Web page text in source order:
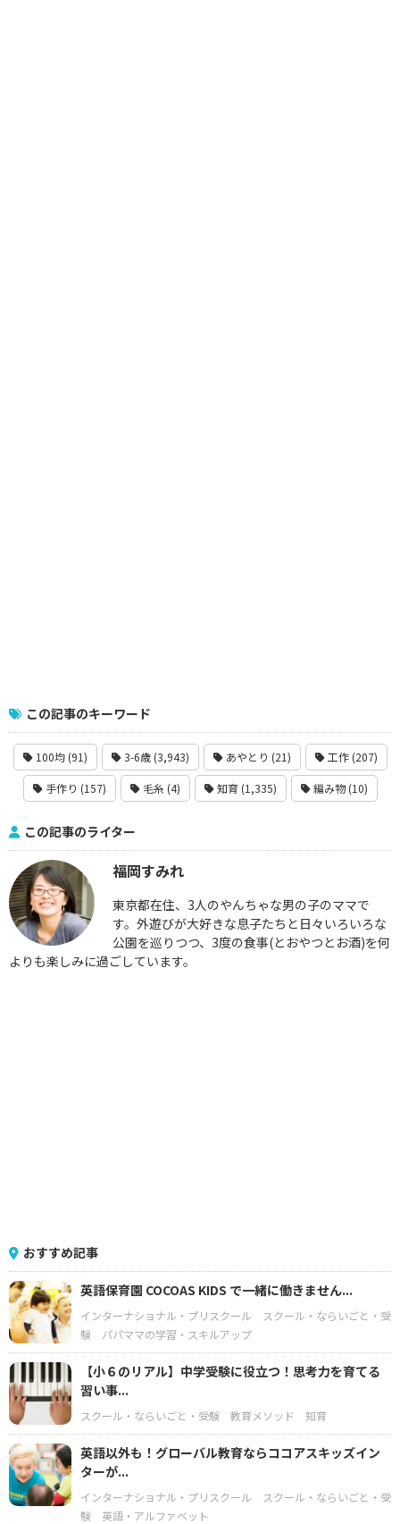
この記事のキーワード
100均 (91) 3-6歳 (3,943) あやとり (21) 工作 (207)
手作り (157) 毛糸 (4) 知育 (1,335) 編み物 (10)
この記事のライター
福岡すみれ
東京都在住、3人のやんちゃな男の子のママで
す。外遊びが大好きな息子たちと日々いろいろな
公園を巡りつつ、3度の食事(とおやつとお酒)を何
よりも楽しみに過ごしています。
おすすめ記事
英語保育園 COCOAS KIDS で一緒に働きません...
インターナショナル・プリスクール
スクール・ならいごと・受
験
パパママの学習・スキルアップ
【小６のリアル】中学受験に役立つ！思考力を育てる
習い事...
スクール・ならいごと・受験 教育メソッド 知育
英語以外も！グローバル教育ならココアスキッズイン
ターが...
インターナショナル・プリスクール
スクール・ならいごと・受
験
英語・アルファベット